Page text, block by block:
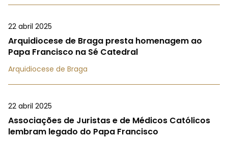
22 abril 2025
Arquidiocese de Braga presta homenagem ao
Papa Francisco na Sé Catedral
Arquidiocese de Braga
22 abril 2025
Associações de Juristas e de Médicos Católicos
lembram legado do Papa Francisco